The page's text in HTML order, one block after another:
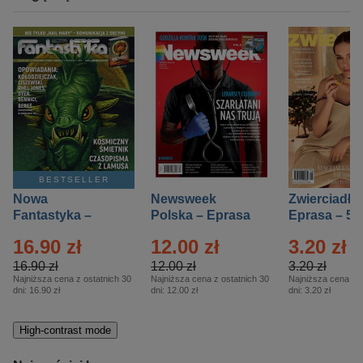
BESTSELLER
Nowa
Fantastyka –
16.90 zł
16.90 zł
Najniższa cena z ostatnich 30
dni: 16.90 zł
Newsweek
Polska – Eprasa
12.00 zł
12.00 zł
Najniższa cena z ostatnich 30
dni: 12.00 zł
Zwierciadło
Eprasa – 5/
3.20 zł
3.20 zł
Najniższa cena z
dni: 3.20 zł
High-contrast mode